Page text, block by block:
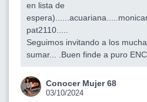
en lista de
pat2110.....
Seguimos invitando a los
sumar... .Buen finde a puro
Conocer Mujer 68
03/10/2024